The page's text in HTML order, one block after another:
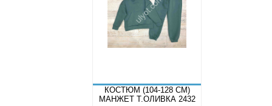
КОСТЮМ (104-128 СМ)
МАНЖЕТ Т.ОЛИВКА 2432